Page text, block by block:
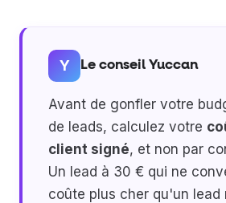
Y Le conseil Yuccan
Avant de gonfler votre
de leads, calculez votre
client signé, et non par
Un lead à 30 € qui ne
coûte plus cher qu'un lead